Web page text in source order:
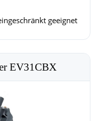
geeignet
EV31CBX